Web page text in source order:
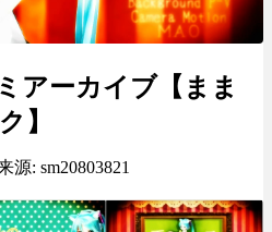
アーカイブ【まま
】
: sm20803821